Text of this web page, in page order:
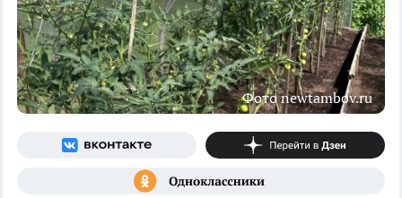
Фото newtambov.ru